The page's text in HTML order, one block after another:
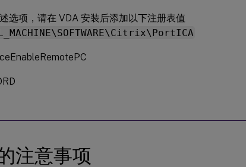
选项，请在 VDA 安装后添加以下注册表值
注意事项